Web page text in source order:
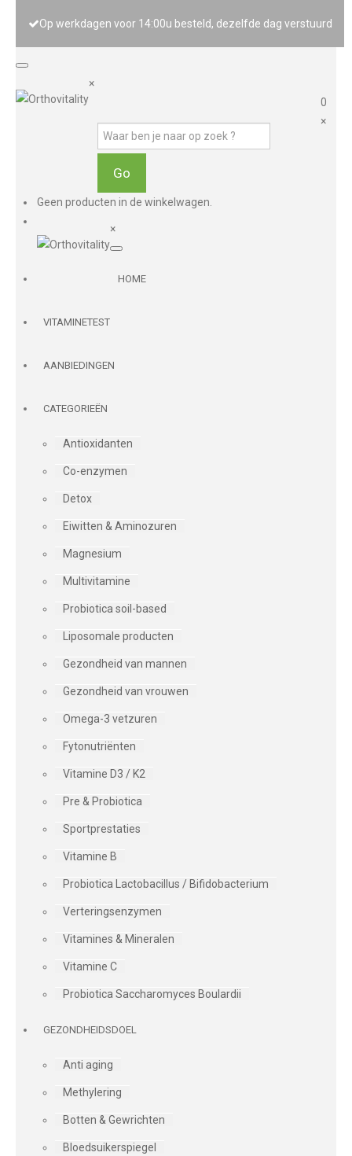
Op werkdagen voor 14:00u besteld, dezelfde dag verstuurd
×
0
×
Geen producten in de winkelwagen.
×
HOME
VITAMINETEST
AANBIEDINGEN
CATEGORIEËN
Antioxidanten
Co-enzymen
Detox
Eiwitten & Aminozuren
Magnesium
Multivitamine
Probiotica soil-based
Liposomale producten
Gezondheid van mannen
Gezondheid van vrouwen
Omega-3 vetzuren
Fytonutriënten
Vitamine D3 / K2
Pre & Probiotica
Sportprestaties
Vitamine B
Probiotica Lactobacillus / Bifidobacterium
Verteringsenzymen
Vitamines & Mineralen
Vitamine C
Probiotica Saccharomyces Boulardii
GEZONDHEIDSDOEL
Anti aging
Methylering
Botten & Gewrichten
Bloedsuikerspiegel